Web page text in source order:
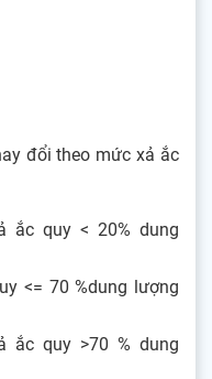
đổi theo mức xả ắc
ắc quy < 20% dung
<= 70 %dung lượng
ắc quy >70 % dung